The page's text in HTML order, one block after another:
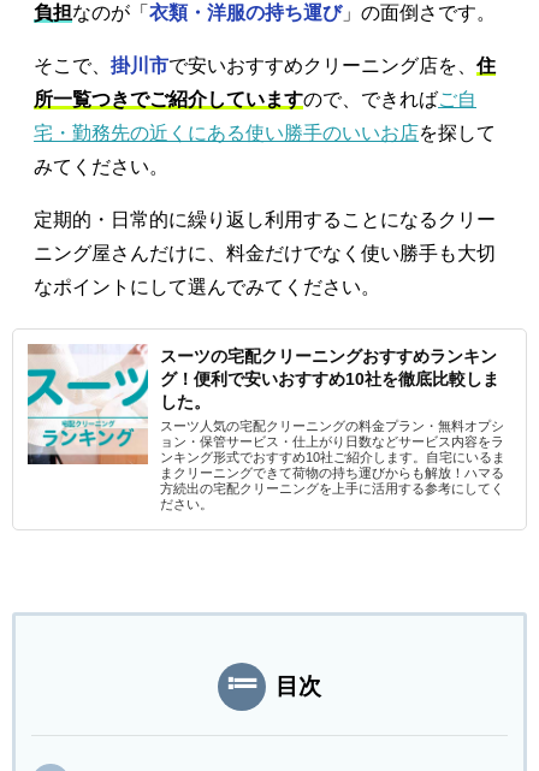
負担なのが「 衣類・洋服の持ち運び」の面倒さです。
そこで、 掛川市で安いおすすめクリーニング店を、 住
所一覧つきでご紹介していますので、できればご自
宅・勤務先の近くにある使い勝手のいいお店を探して
みてください。
定期的・日常的に繰り返し利用することになるクリー
ニング屋さんだけに、料金だけでなく使い勝手も大切
なポイントにして選んでみてください。
スーツの宅配クリーニングおすすめランキン
グ！便利で安いおすすめ10社を徹底比較しま
した。
スーツ人気の宅配クリーニングの料金プラン・無料オプシ
ョン・保管サービス・仕上がり日数などサービス内容をラ
ンキング形式でおすすめ10社ご紹介します。自宅にいるま
まクリーニングできて荷物の持ち運びからも解放！ハマる
方続出の宅配クリーニングを上手に活用する参考にしてく
ださい。
目次